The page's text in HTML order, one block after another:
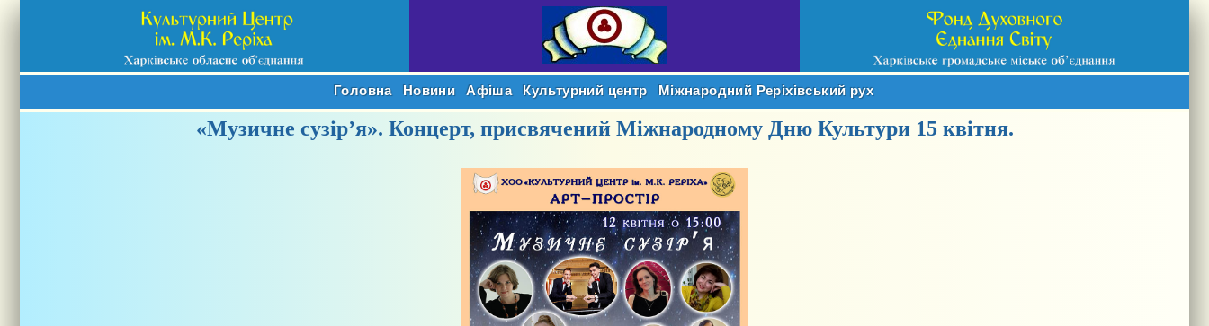
Головна Новини Афіша Культурний центр Міжнародний Реріхівський рух
«Музичне сузір’я». Концерт, присвячений Міжнародному Дню Культури 15 квітня.